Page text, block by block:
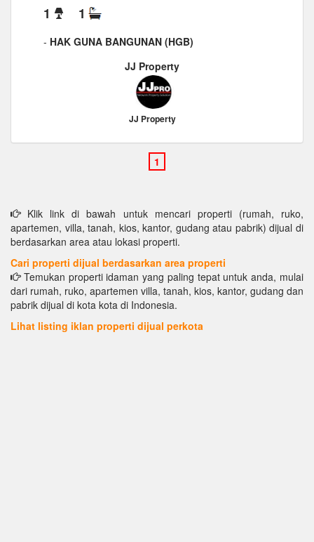
1 1
- HAK GUNA BANGUNAN (HGB)
JJ Property
JJ Property
Klik link di bawah untuk mencari properti (rumah, ruko,
apartemen, villa, tanah, kios, kantor, gudang atau pabrik) dijual di
berdasarkan area atau lokasi properti.
Cari properti dijual berdasarkan area properti
Temukan properti idaman yang paling tepat untuk anda, mulai
dari rumah, ruko, apartemen villa, tanah, kios, kantor, gudang dan
pabrik dijual di kota kota di Indonesia.
Lihat listing iklan properti dijual perkota